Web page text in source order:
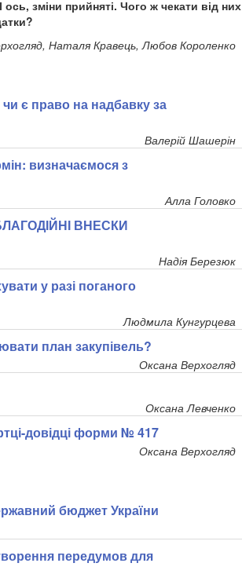
зміни прийняті. Чого ж чекати від них
Наталя Кравець, Любов Короленко
чи є право на надбавку за
Валерій Шашерін
визначаємося з
Алла Головко
ВНЕСКИ
Надія Березюк
у разі поганого
Людмила Кунгурцева
план закупівель?
Оксана Верхогляд
Оксана Левченко
довідці форми № 417
Оксана Верхогляд
бюджет України
передумов для